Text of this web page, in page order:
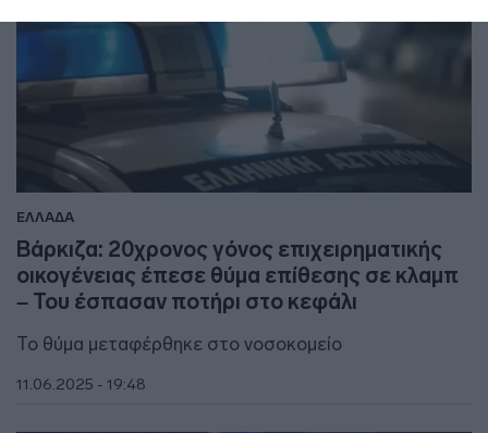
ΕΛΛΑΔΑ
Βάρκιζα: 20χρονος γόνος επιχειρηματικής
οικογένειας έπεσε θύμα επίθεσης σε κλαμπ
– Του έσπασαν ποτήρι στο κεφάλι
Το θύμα μεταφέρθηκε στο νοσοκομείο
11.06.2025 - 19:48